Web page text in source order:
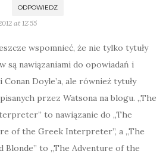
ODPOWIEDZ
at 12:55
wspomnieć, że nie tylko tytuły
są nawiązaniami do opowiadań i
Conan Doyle’a, ale również tytuły
przez Watsona na blogu. „The
to nawiązanie do „The
of the Greek Interpreter”, a „The
Blonde” to „The Adventure of the